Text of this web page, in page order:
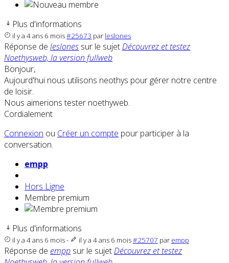
Plus d'informations
il y a 4 ans 6 mois#25673 par leslones
Réponse de leslones sur le sujetDécouvrez et testez
Noethysweb, la version fullweb
Bonjour,
Aujourd'hui nous utilisons neothys pour gérer notre centre
de loisir.
Nous aimerions tester noethyweb.
Cordialement
Connexion ou Créer un compte pour participer à la
conversation.
empp
Hors Ligne
Membre premium
Plus d'informations
il y a 4 ans 6 mois- il y a 4 ans 6 mois#25707 par empp
Réponse de empp sur le sujetDécouvrez et testez